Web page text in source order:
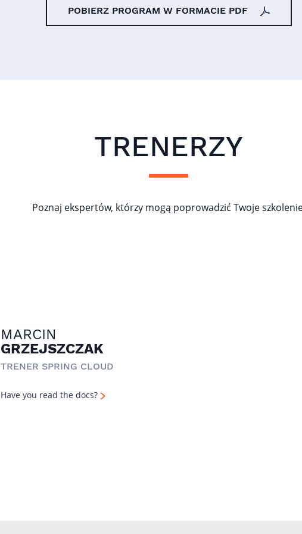
POBIERZ PROGRAM W FORMACIE PDF
TRENERZY
Poznaj ekspertów, którzy mogą poprowadzić Twoje
MARCIN
GRZEJSZCZAK
TRENER SPRING CLOUD
Have you read the docs?